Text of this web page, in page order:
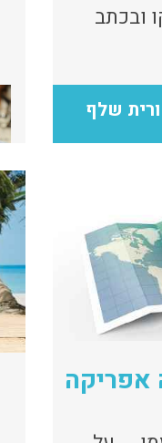
ובכתב
שלף
אפריקה